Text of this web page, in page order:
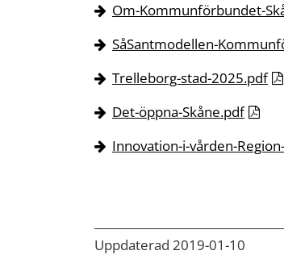
Om-Kommunförbundet-
SåSantmodellen-
Trelleborg-stad-2025.pdf
Det-öppna-Skåne.pdf
Innovation-i-vården-
Uppdaterad 2019-01-10